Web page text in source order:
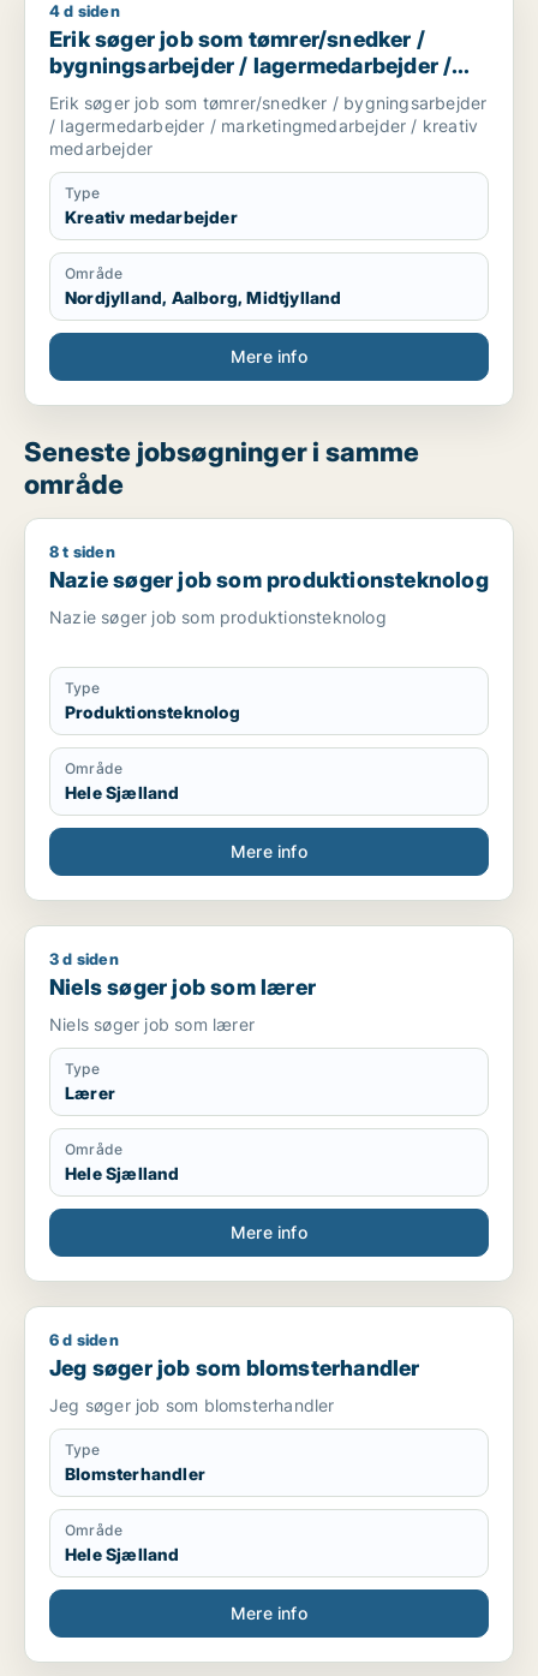
Erik søger job som tømrer/snedker / bygningsarbejder /
4 d siden
Erik søger job som tømrer/snedker /
bygningsarbejder / lagermedarbejder /
marketingmedarbejder / kreativ
medarbejder
Erik søger job som tømrer/snedker / bygningsarbejder
/ lagermedarbejder / marketingmedarbejder / kreativ
medarbejder
Type
Kreativ medarbejder
Område
Nordjylland, Aalborg, Midtjylland
Mere info
Seneste jobsøgninger i samme
område
Nazie søger job som produktionsteknolog
8 t siden
Nazie søger job som produktionsteknolog
Nazie søger job som produktionsteknolog
Type
Produktionsteknolog
Område
Hele Sjælland
Mere info
Niels søger job som lærer
3 d siden
Niels søger job som lærer
Niels søger job som lærer
Type
Lærer
Område
Hele Sjælland
Mere info
Jeg søger job som blomsterhandler
6 d siden
Jeg søger job som blomsterhandler
Jeg søger job som blomsterhandler
Type
Blomsterhandler
Område
Hele Sjælland
Mere info